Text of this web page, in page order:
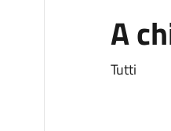
A
Tutti